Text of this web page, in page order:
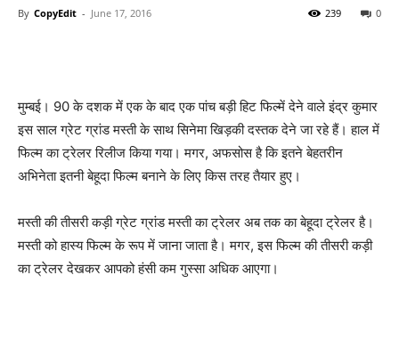
By CopyEdit - June 17, 2016 0
239
मुम्‍बई। 90 के दशक में एक के बाद एक पांच बड़ी हिट फिल्‍में देने वाले इंद्र कुमार
इस साल ग्रेट ग्रांड मस्‍ती के साथ सिनेमा खिड़की दस्‍तक देने जा रहे हैं। हाल में
फिल्‍म का ट्रेलर रिलीज किया गया। मगर, अफसोस है कि इतने बेहतरीन
अभिनेता इतनी बेहूदा फिल्‍म बनाने के लिए किस तरह तैयार हुए।
मस्‍ती की तीसरी कड़ी ग्रेट ग्रांड मस्‍ती का ट्रेलर अब तक का बेहूदा ट्रेलर है।
मस्‍ती को हास्‍य फिल्‍म के रूप में जाना जाता है। मगर, इस फिल्‍म की तीसरी कड़ी
का ट्रेलर देखकर आपको हंसी कम गुस्‍सा अधिक आएगा।